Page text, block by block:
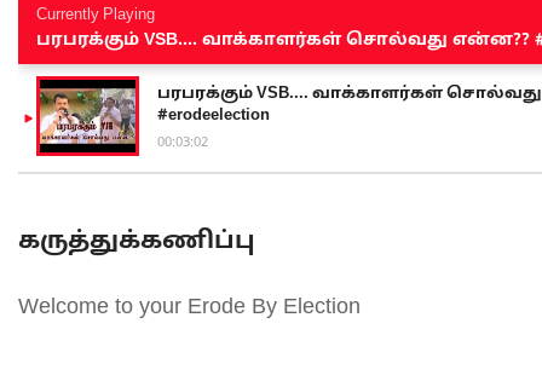
Currently Playing
பரபரக்கும் VSB.... வாக்காளர்கள் சொல்வது என்ன??
பரபரக்கும் VSB.... வாக்காளர்கள் சொல்வது
#erodeelection
00:03:02
கருத்துக்கணிப்பு
Welcome to your Erode By Election